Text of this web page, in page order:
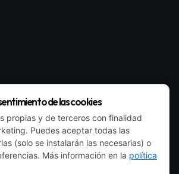
de las cookies
propias y de terceros con finalidad
Puedes aceptar todas las
(solo se instalarán las necesarias) o
Más información en la política